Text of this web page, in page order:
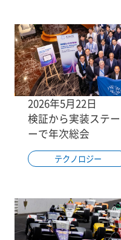
2026年5月22日
検証から実装ステ
ーで年次総会
テクノロジー